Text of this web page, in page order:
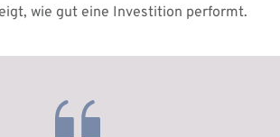
wie gut eine Investition performt.